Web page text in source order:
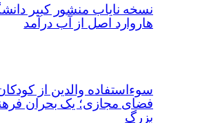
نسخه نایاب منشور کبیر
هاروارد اصل از آب درآمد
سوءاستفاده‌ والدین از
فضای مجازی؛ یک بحران
بزرگ